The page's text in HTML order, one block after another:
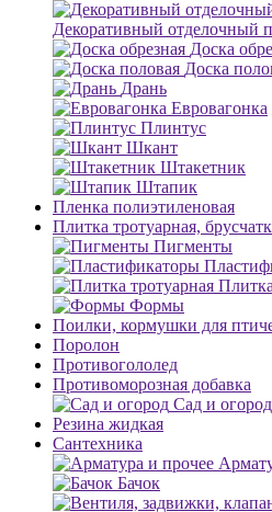
Декоративный отделочный
Доска
Доска
Дрань
Евровагонка
Плинтус
Шкант
Штакетник
Штапик
Пленка полиэтиленовая
Плитка тротуарная,
Пигменты
Формы
Поилки, кормушки для
Поролон
Противогололед
Противоморозная добавка
Сад и огород
Резина жидкая
Сантехника
Бачок